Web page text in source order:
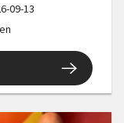
09-13